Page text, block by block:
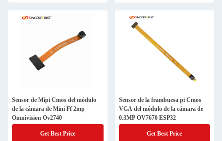
Sensor de Mipi Cmos del módulo
de la cámara de Mini Ff 2mp
Omnivision Ov2740
Get Best Price
Sensor de la frambuesa pi Cmos
VGA del módulo de la cámara de
0.3MP OV7670 ESP32
Get Best Price